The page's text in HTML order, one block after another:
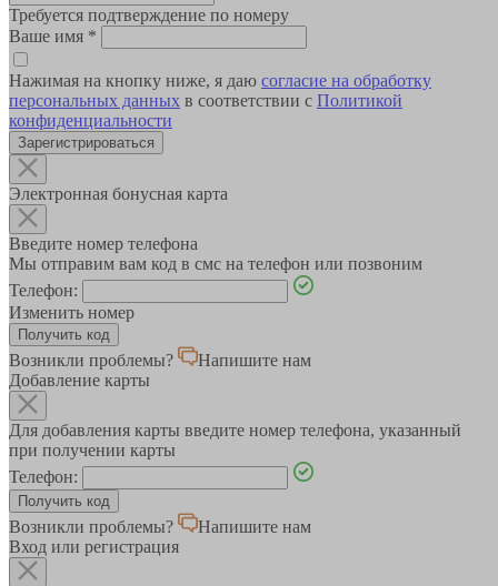
Требуется подтверждение по номеру
Ваше имя *
Нажимая на кнопку ниже, я даю согласие на обработку
персональных данных в соответствии с Политикой
конфиденциальности
Зарегистрироваться
Электронная бонусная карта
Введите номер телефона
Мы отправим вам код в смс на телефон или позвоним
Телефон:
Изменить номер
Возникли проблемы?
Напишите нам
Добавление карты
Для добавления карты введите номер телефона, указанный
при получении карты
Телефон:
Возникли проблемы?
Напишите нам
Вход или регистрация